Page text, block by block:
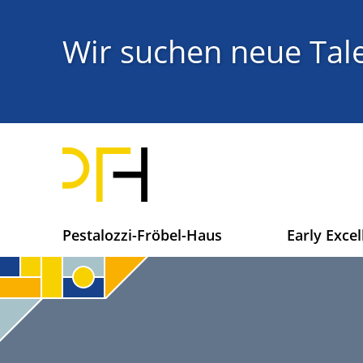
Titel
Wir suchen neue
H
a
u
p
Pestalozzi-Fröbel-Haus Early